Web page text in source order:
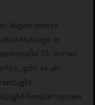
abgestimmtes
Massage in
13, mitten
gibt es als
-
-Komplettsystem